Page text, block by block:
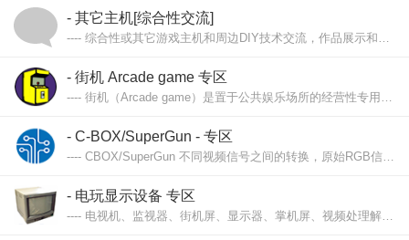
- 其它主机[综合性交流]
---- 综合性或其它游戏主机和周边DIY技术交流，作品展示和交流，心得、理论分享。
- 街机 Arcade game 专区
---- 街机（Arcade game）是置于公共娱乐场所的经营性专用游戏机。也可称为大型电玩（在台湾又有俗称作“大台”）。这里主要交流除MVS外的街机基板、街机改家用、街机硬件DIY等等。
- C-BOX/SuperGun - 专区
---- CBOX/SuperGun 不同视频信号之间的转换，原始RGB信号转适用家用机信号，不同控制之间的转换，最终目的“集合性、便利性、争对性或通用兼容型的BOX，打造属于玩家自已的BOX。把街机实机游戏带回家！
- 电玩显示设备 专区
---- 电视机、监视器、街机屏、显示器、掌机屏、视频处理解码、视频转换器、视频倍线器等等游戏显示设备以及相关DIY改造和优化方面的交流分享。